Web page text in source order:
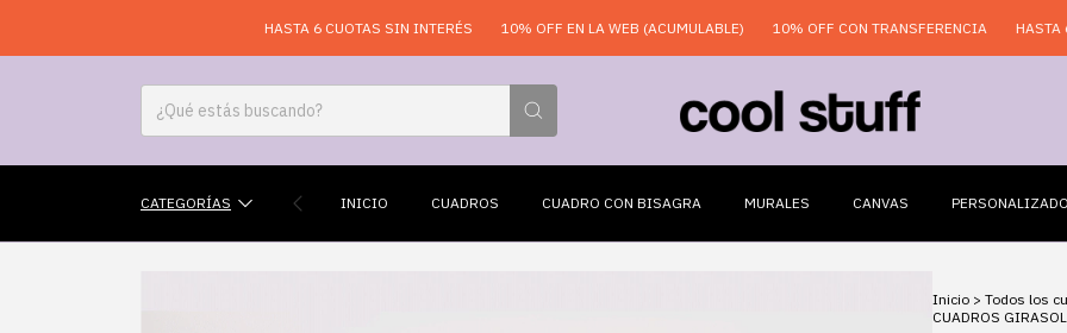
HASTA 6 CUOTAS SIN INTERÉS 10% OFF EN LA WEB (ACUMULABLE) 10% OFF CON TRANSFERENCIA HASTA 6 CUOTAS
CATEGORÍAS INICIO CUADROS CUADRO CON BISAGRA MURALES CANVAS
Inicio > Todos los
CUADROS